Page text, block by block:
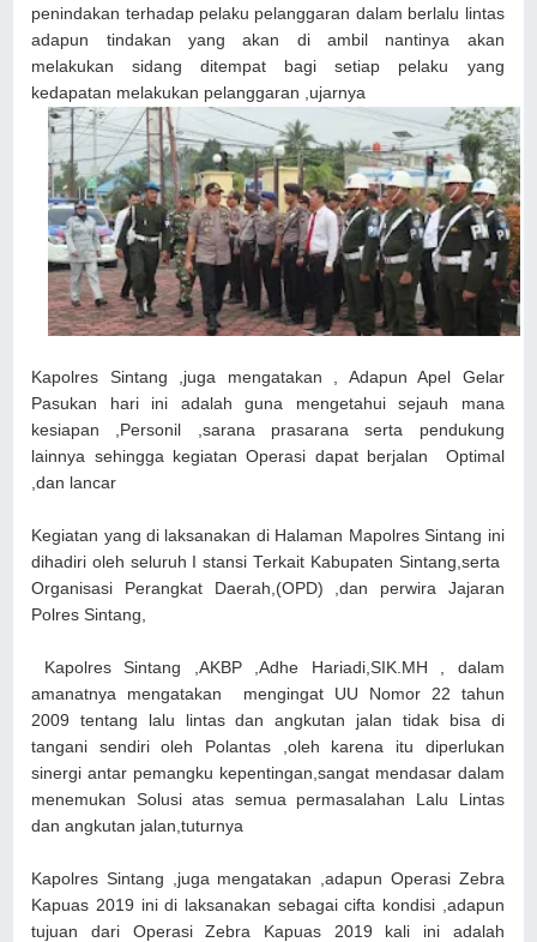
penindakan terhadap pelaku pelanggaran dalam berlalu lintas
adapun tindakan yang akan di ambil nantinya akan
melakukan sidang ditempat bagi setiap pelaku yang
kedapatan melakukan pelanggaran ,ujarnya
Kapolres Sintang ,juga mengatakan , Adapun Apel Gelar
Pasukan hari ini adalah guna mengetahui sejauh mana
kesiapan ,Personil ,sarana prasarana serta pendukung
lainnya sehingga kegiatan Operasi dapat berjalan Optimal
,dan lancar
Kegiatan yang di laksanakan di Halaman Mapolres Sintang ini
dihadiri oleh seluruh I stansi Terkait Kabupaten Sintang,serta
Organisasi Perangkat Daerah,(OPD) ,dan perwira Jajaran
Polres Sintang,
Kapolres Sintang ,AKBP ,Adhe Hariadi,SIK.MH , dalam
amanatnya mengatakan mengingat UU Nomor 22 tahun
2009 tentang lalu lintas dan angkutan jalan tidak bisa di
tangani sendiri oleh Polantas ,oleh karena itu diperlukan
sinergi antar pemangku kepentingan,sangat mendasar dalam
menemukan Solusi atas semua permasalahan Lalu Lintas
dan angkutan jalan,tuturnya
Kapolres Sintang ,juga mengatakan ,adapun Operasi Zebra
Kapuas 2019 ini di laksanakan sebagai cifta kondisi ,adapun
tujuan dari Operasi Zebra Kapuas 2019 kali ini adalah